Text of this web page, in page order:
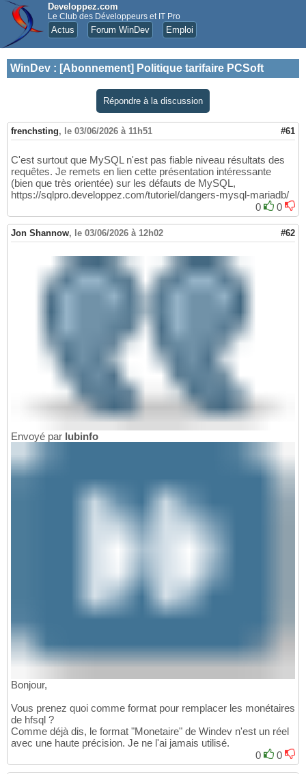
Developpez.com
Le Club des Développeurs et IT Pro
Actus Forum WinDev Emploi
WinDev : [Abonnement] Politique tarifaire PCSoft
Répondre à la discussion
frenchsting, le 03/06/2026 à 11h51 #61
C'est surtout que MySQL n'est pas fiable niveau résultats des
requêtes. Je remets en lien cette présentation intéressante
(bien que très orientée) sur les défauts de MySQL,
https://sqlpro.developpez.com/tutoriel/dangers-mysql-mariadb/
0
0
Jon Shannow, le 03/06/2026 à 12h02 #62
Envoyé par lubinfo
Bonjour,
Vous prenez quoi comme format pour remplacer les monétaires
de hfsql ?
Comme déjà dis, le format "Monetaire" de Windev n'est un réel
avec une haute précision. Je ne l'ai jamais utilisé.
0
0